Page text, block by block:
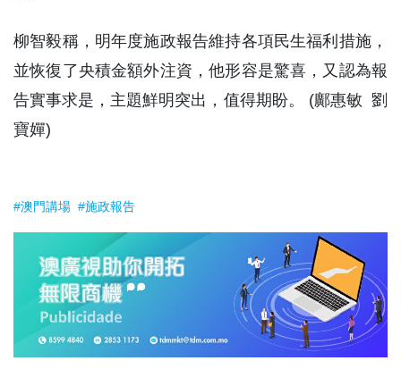
柳智毅稱，明年度施政報告維持各項民生福利措施，
並恢復了央積金額外注資，他形容是驚喜，又認為報
告實事求是，主題鮮明突出，值得期盼。 (鄺惠敏 劉
寶嬋)
#澳門講場 #施政報告